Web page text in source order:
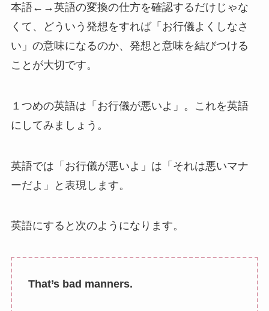
本語←→英語の変換の仕方を確認するだけじゃな
くて、どういう発想をすれば「お行儀よくしなさ
い」の意味になるのか、発想と意味を結びつける
ことが大切です。
１つめの英語は「お行儀が悪いよ」。これを英語
にしてみましょう。
英語では「お行儀が悪いよ」は「それは悪いマナ
ーだよ」と表現します。
英語にすると次のようになります。
That’s bad manners.